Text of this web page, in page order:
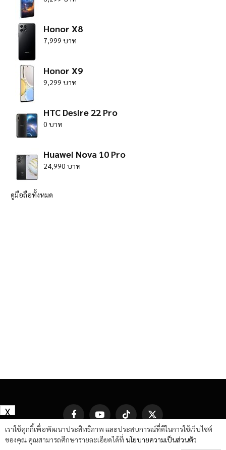
Honor X8
7,999 บาท
Honor X9
9,299 บาท
HTC Desire 22 Pro
0 บาท
Huawei Nova 10 Pro
24,990 บาท
ดูมือถือทั้งหมด
FacebookYouTube TikTok
X
(Twitter)
เราใช้คุกกี้เพื่อพัฒนาประสิทธิภาพ และประสบการณ์ที่ดีในการใช้เว็บไซต์
ของคุณ คุณสามารถศึกษารายละเอียดได้ที่ นโยบายความเป็นส่วนตัว
X